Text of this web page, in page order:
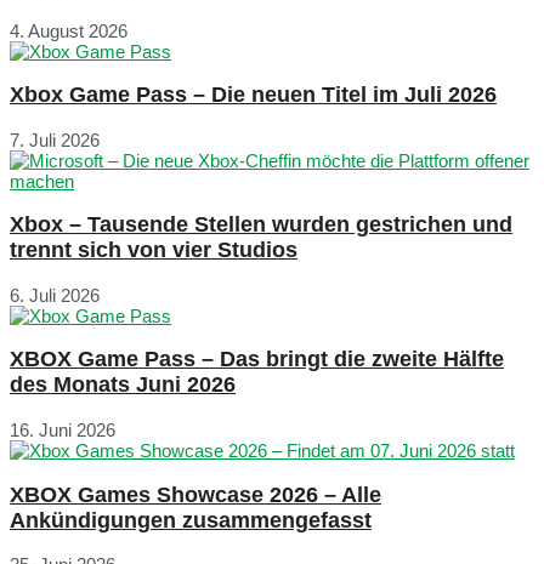
4. August 2026
Xbox Game Pass – Die neuen Titel im Juli 2026
7. Juli 2026
Xbox – Tausende Stellen wurden gestrichen und
trennt sich von vier Studios
6. Juli 2026
XBOX Game Pass – Das bringt die zweite Hälfte
des Monats Juni 2026
16. Juni 2026
XBOX Games Showcase 2026 – Alle
Ankündigungen zusammengefasst